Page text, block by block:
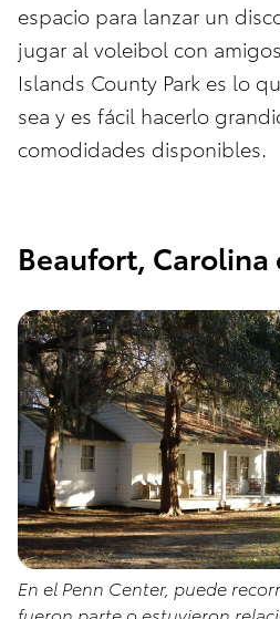
espacio para lanzar un
jugar al voleibol con
Islands County Park es lo
sea y es fácil hacerlo
comodidades disponibles.
Beaufort, Carolina
En el Penn Center, puede